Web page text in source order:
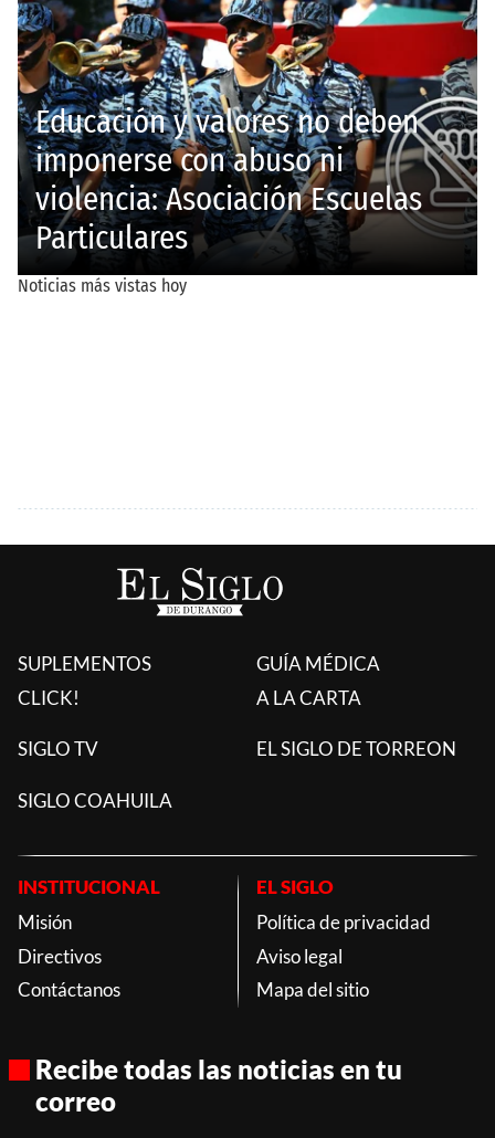
SUPLEMENTOS
CLICK!
GUÍA MÉDICA
A LA CARTA
SIGLO TV EL SIGLO DE TORREON
SIGLO COAHUILA
INSTITUCIONAL
Misión
Directivos
Contáctanos
EL SIGLO
Política de privacidad
Aviso legal
Mapa del sitio
Recibe todas las noticias en tu
correo